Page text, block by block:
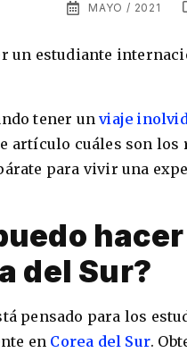
MAYO / 2021
un estudiante
tener unviaje
artículo cuáles son los
para vivir una
del Sur?
pensado para los
en Corea del Sur.